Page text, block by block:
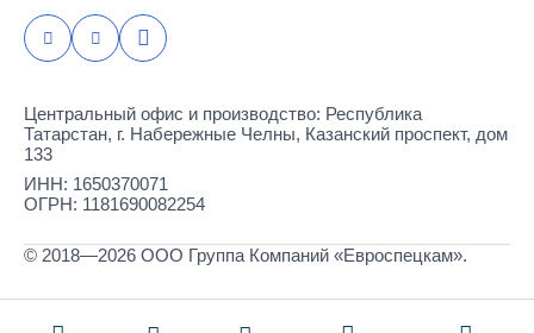
Центральный офис и производство: Республика
Татарстан, г. Набережные Челны, Казанский проспект, дом
133
ИНН: 1650370071
ОГРН: 1181690082254
© 2018—2026 ООО Группа Компаний «Евроспецкам».